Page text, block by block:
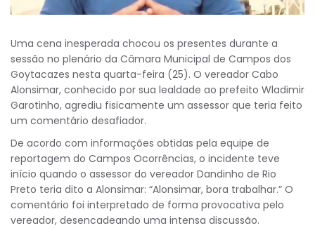
Uma cena inesperada chocou os presentes durante a
sessão no plenário da Câmara Municipal de Campos dos
Goytacazes nesta quarta-feira (25). O vereador Cabo
Alonsimar, conhecido por sua lealdade ao prefeito Wladimir
Garotinho, agrediu fisicamente um assessor que teria feito
um comentário desafiador.
De acordo com informações obtidas pela equipe de
reportagem do Campos Ocorrências, o incidente teve
início quando o assessor do vereador Dandinho de Rio
Preto teria dito a Alonsimar: “Alonsimar, bora trabalhar.” O
comentário foi interpretado de forma provocativa pelo
vereador, desencadeando uma intensa discussão.